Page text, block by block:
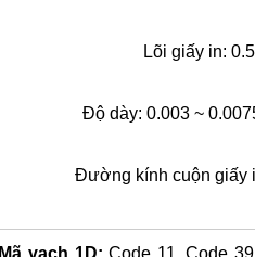
Lõi giấy in:
Độ dày: 0.003 ~
Đường kính cuộn giấy
Mã vạch 1D:Code 11, Code